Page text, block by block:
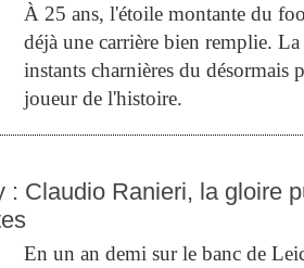
À 25 ans, l'étoile montante du
déjà une carrière bien remplie.
instants charnières du désormais
joueur de l'histoire.
: Claudio Ranieri, la gloire
En un an demi sur le banc de